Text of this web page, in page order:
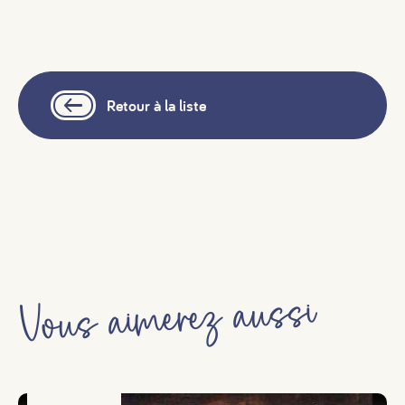
Retour à la liste
Vous aimerez aussi